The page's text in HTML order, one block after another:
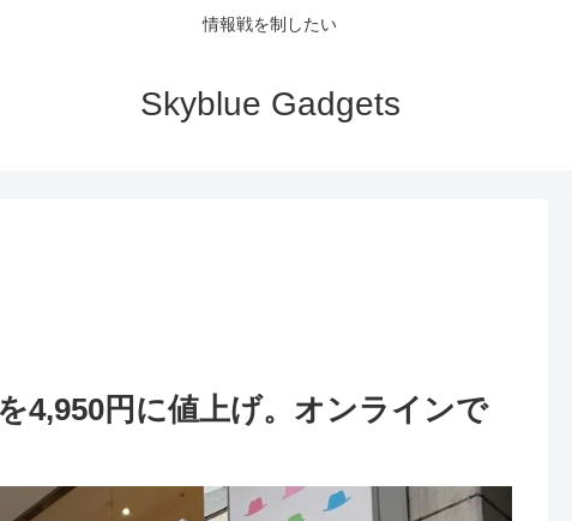
情報戦を制したい
Skyblue Gadgets
4,950円に値上げ。オンラインで